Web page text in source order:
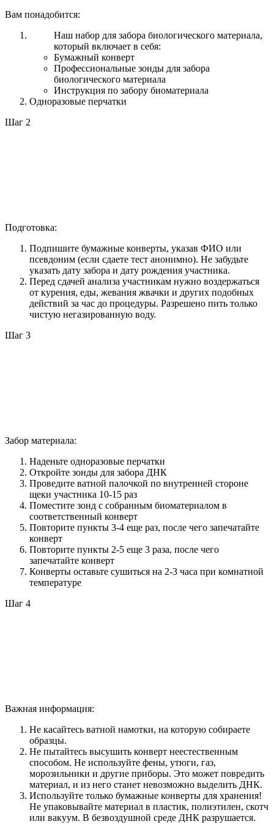
Вам понадобится:
Наш набор для забора биологического материала,
который включает в себя:
Бумажный конверт
Профессиональные зонды для забора
биологического материала
Инструкция по забору биоматериала
Одноразовые перчатки
Шаг 2
Подготовка:
Подпишите бумажные конверты, указав ФИО или
псевдоним (если сдаете тест анонимно). Не забудьте
указать дату забора и дату рождения участника.
Перед сдачей анализа участникам нужно воздержаться
от курения, еды, жевания жвачки и других подобных
действий за час до процедуры. Разрешено пить только
чистую негазированную воду.
Шаг 3
Забор материала:
Наденьте одноразовые перчатки
Откройте зонды для забора ДНК
Проведите ватной палочкой по внутренней стороне
щеки участника 10-15 раз
Поместите зонд с собранным биоматериалом в
соответственный конверт
Повторите пункты 3-4 еще раз, после чего запечатайте
конверт
Повторите пункты 2-5 еще 3 раза, после чего
запечатайте конверт
Конверты оставьте сушиться на 2-3 часа при комнатной
температуре
Шаг 4
Важная информация:
Не касайтесь ватной намотки, на которую собираете
образцы.
Не пытайтесь высушить конверт неестественным
способом. Не используйте фены, утюги, газ,
морозильники и другие приборы. Это может повредить
материал, и из него станет невозможно выделить ДНК.
Используйте только бумажные конверты для хранения!
Не упаковывайте материал в пластик, полиэтилен, скотч
или вакуум. В безвоздушной среде ДНК разрушается.